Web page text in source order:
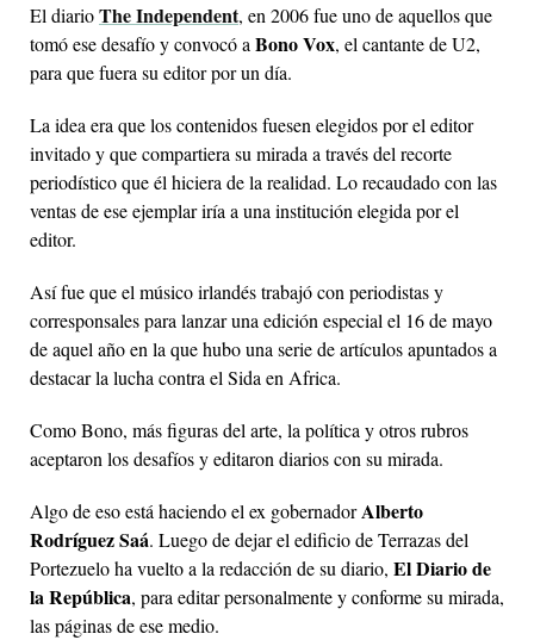
El diarioThe Independent, en 2006 fue uno de aquellos que
tomó ese desafío y convocó aBono Vox, el cantante de U2,
para que fuera su editor por un día.
La idea era que los contenidos fuesen elegidos por el editor
invitado y que compartiera su mirada a través del recorte
periodístico que él hiciera de la realidad. Lo recaudado con las
ventas de ese ejemplar iría a una institución elegida por el
editor.
Así fue que el músico irlandés trabajó con periodistas y
corresponsales para lanzar una edición especial el 16 de mayo
de aquel año en la que hubo una serie de artículos apuntados a
destacar la lucha contra el Sida en Africa.
Como Bono, más figuras del arte, la política y otros rubros
aceptaron los desafíos y editaron diarios con su mirada.
Algo de eso está haciendo el ex gobernadorAlberto
Rodríguez Saá. Luego de dejar el edificio de Terrazas del
Portezuelo ha vuelto a la redacción de su diario, El Diario de
la República, para editar personalmente y conforme su mirada,
las páginas de ese medio.